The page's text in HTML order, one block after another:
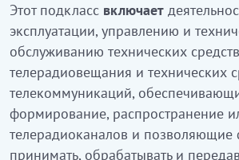
қалыптастыруды, қабылдау, өңдеу,
телерадио сигналдарды
қабылдауға, өңдеуге және беруге
беретін телерадио хабарларын
техникалық құралдарын және
телекоммуникациялық
пайдалану, басқару және
Этот подкласс включает
эксплуатации, управлению и
обслуживанию технических средств
телерадиовещания и технических
телекоммуникаций,
формирование, распространение
телерадиоканалов и позволяющие
принимать, обрабатывать и